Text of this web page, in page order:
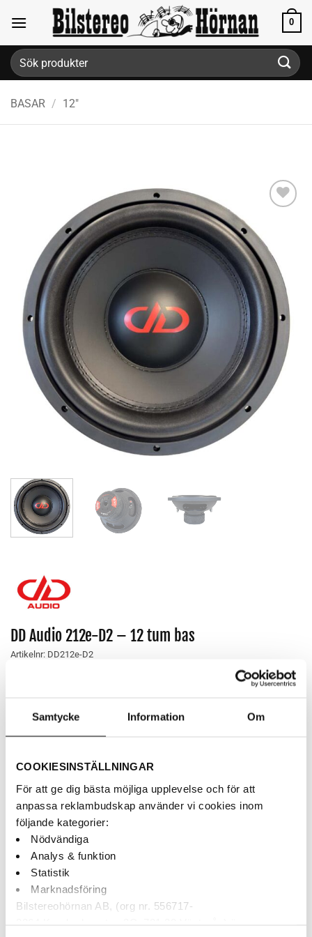
Samtycke Information Om
COOKIESINSTÄLLNINGAR
För att ge dig bästa möjliga upplevelse och för att
anpassa reklambudskap använder vi cookies inom
följande kategorier:
Nödvändiga
Analys & funktion
Statistik
Marknadsföring
Bilstereohörnan AB, (org nr. 556717-
content
0
Sök
efter:
BASAR / 12"
Lägg till i
önskelistan
DD Audio 212e-D2 – 12 tum bas
Artikelnr: DD212e-D2
DD Audio 12″ bas 350Wrms – 1100Wmax – 2×2Ω
BETALNING MED KLARNA
SNABBA LEVERANSER
Finns i webblagret
DD Audio 212e-D2 - 12 tum bas mängd
LÄGG TILL I VARUKORG